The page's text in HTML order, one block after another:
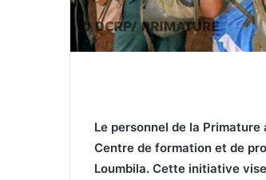
‎Le personnel de la
Centre de formation et de
Loumbila. Cette initiative